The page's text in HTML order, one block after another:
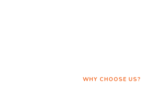
WHY CHOOSE US?